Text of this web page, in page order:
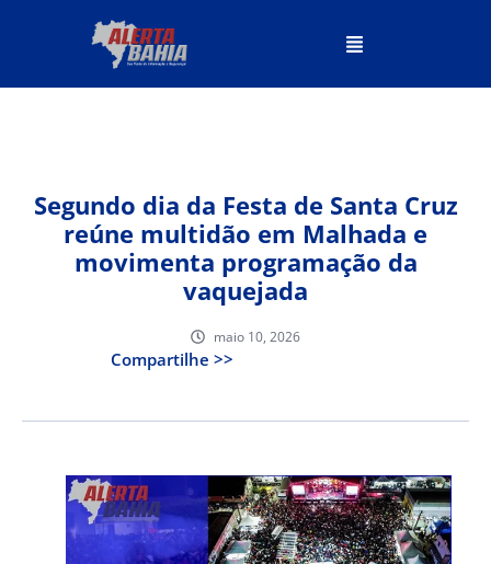
Segundo dia da Festa de Santa Cruz
reúne multidão em Malhada e
movimenta programação da
vaquejada
maio 10, 2026
Compartilhe >>